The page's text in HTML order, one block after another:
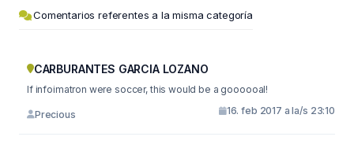
Comentarios referentes a la misma categoría
CARBURANTES GARCIA LOZANO
If infoimatron were soccer, this would be a goooooal!
Precious 16. feb 2017 a la/s 23:10